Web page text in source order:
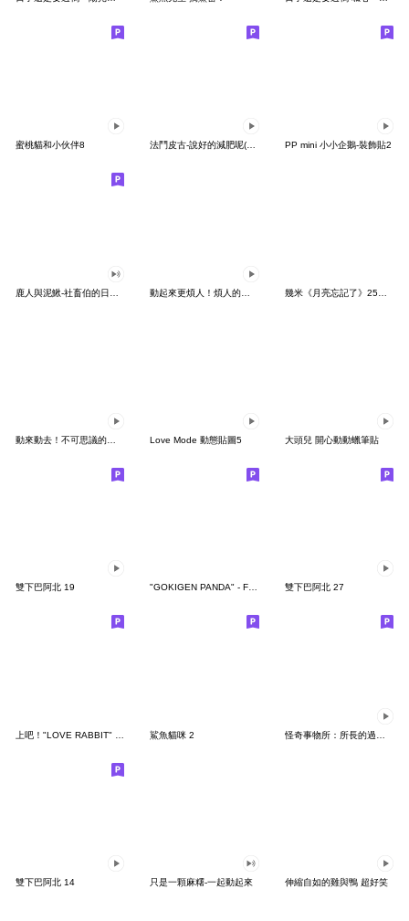
蜜桃貓和小伙伴8 法鬥皮古-說好的減肥呢(第15彈) PP mini 小小企鵝-裝飾貼2
幾米《月亮忘記了》25周年 x 晴天P莉
Love Mode 動態貼圖5 大頭兒 開心動動蠟筆貼
雙下巴阿北 19 "GOKIGEN PANDA" - Feeling / global 雙下巴阿北 27
鯊魚貓咪 2
雙下巴阿北 14 只是一顆麻糬-一起動起來 伸縮自如的雞與鴨 超好笑